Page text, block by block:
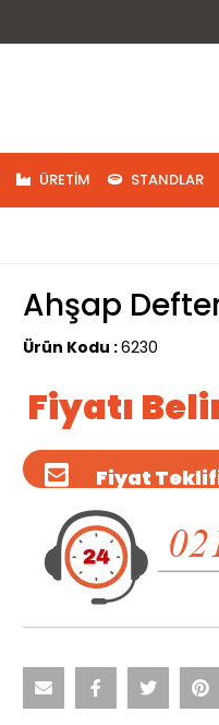
ÜRETIM STANDLAR
Ahşap
Ürün Kodu :6230
Fiyatı
Fiyat